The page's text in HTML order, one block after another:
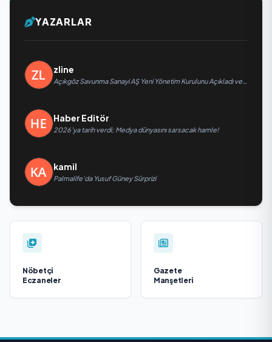
YAZARLAR
zline
Açıkgöz Savunma Sanayi AŞ Yeni Yönetim Kurulunu Açıkladı ve
Haber Editör
2026’ya tarih verdi; Medya dünyasını sarsacak hamle!
kamil
Palmalife’da Yusuf Güney Sürprizi
Nöbetçi
Eczaneler
Gazete
Manşetleri